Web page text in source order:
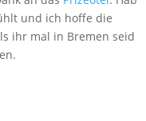
und ich hoffe die
ihr mal in Bremen seid